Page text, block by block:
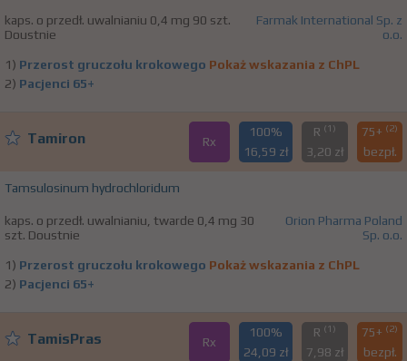
kaps. o przedł. uwalnianiu 0,4 mg 90 szt.
Doustnie
Farmak International Sp. z
o.o.
1) Przerost gruczołu krokowego Pokaż wskazania z ChPL
2) Pacjenci 65+
Tamiron Rx
100%
16,59 zł
R (1)
3,20 zł
75+ (2)
bezpł.
Tamsulosinum hydrochloridum
kaps. o przedł. uwalnianiu, twarde 0,4 mg 30
szt. Doustnie
Orion Pharma Poland
Sp. o.o.
1) Przerost gruczołu krokowego Pokaż wskazania z ChPL
2) Pacjenci 65+
TamisPras Rx
100%
24,09 zł
R (1)
7,98 zł
75+ (2)
bezpł.